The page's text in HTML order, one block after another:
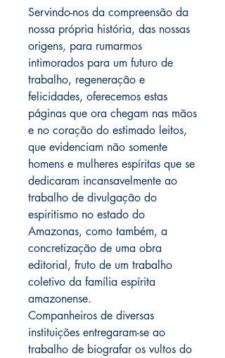
Servindo-nos da compreensão da
nossa própria história, das nossas
origens, para rumarmos
intimorados para um futuro de
trabalho, regeneração e
felicidades, oferecemos estas
páginas que ora chegam nas mãos
e no coração do estimado leitos,
que evidenciam não somente
homens e mulheres espíritas que se
dedicaram incansavelmente ao
trabalho de divulgação do
espiritismo no estado do
Amazonas, como também, a
concretização de uma obra
editorial, fruto de um trabalho
coletivo da família espírita
amazonense.
Companheiros de diversas
instituições entregaram-se ao
trabalho de biografar os vultos do